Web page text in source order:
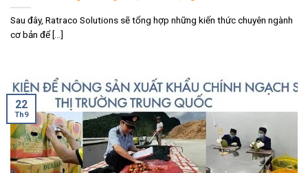
Sau đây, Ratraco Solutions sẽ tổng hợp những kiến thức chuyên ngành
cơ bản để [...]
22
Th9